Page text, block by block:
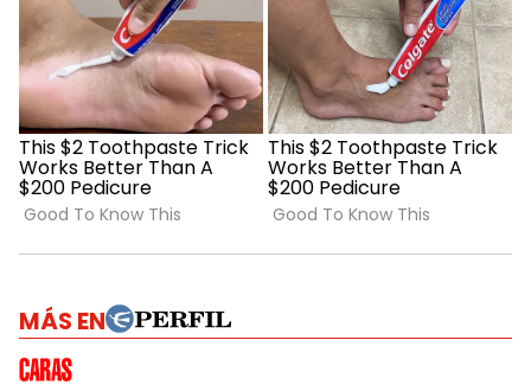
MÁS EN